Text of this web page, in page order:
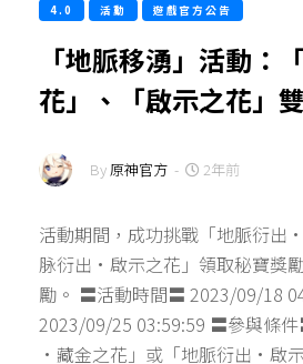
4.0 活動 遊戲官方公告
「地脈移湧」活動：
花」、「啟示之花」
By 原神官方 - 2年前
活動期間，成功挑戰「地脈衍出
脉衍出·啟示之花」領取秘寶獎
勵。 〓活動時間〓 2023/09/18
2023/09/25 03:59:59 〓參與條
·藏金之花」或「地脈衍出·啟